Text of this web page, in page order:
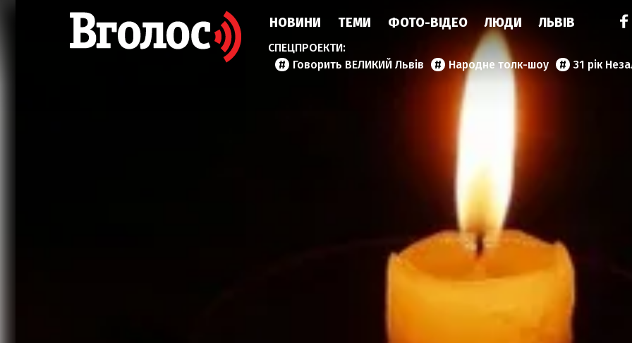
НОВИНИ ТЕМИ ФОТО-ВІДЕО ЛЮДИ ЛЬВІВ
Говорить ВЕЛИКИЙ Львів Народне толк-шоу 31 рік